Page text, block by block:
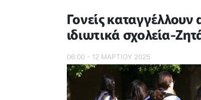
Γονείς
ιδιωτικά σχολεία-
06:00 - 12 ΜΑΡΤΙΟΥ 2025